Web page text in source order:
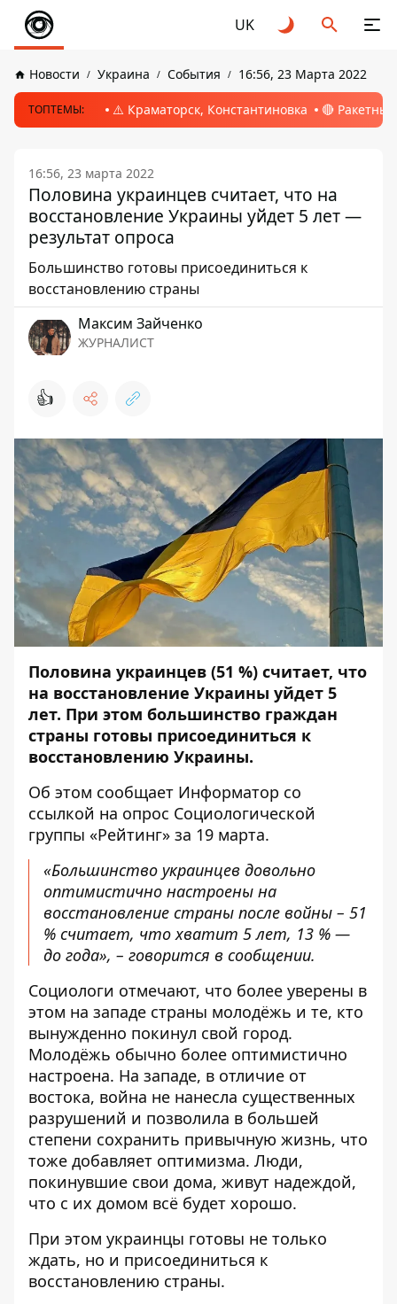
UK
Новости Украина События 16:56, 23 Марта 2022
ТОПТЕМЫ: ⚠️ Краматорск, Константиновка 🔴
16:56, 23 марта 2022
Половина украинцев считает, что на
восстановление Украины уйдет 5 лет —
результат опроса
Большинство готовы присоединиться к
восстановлению страны
Максим Зайченко
ЖУРНАЛИСТ
👍
Половина украинцев (51 %) считает, что
на восстановление Украины уйдет 5
лет. При этом большинство граждан
страны готовы присоединиться к
восстановлению Украины.
Об этом сообщает Информатор со
ссылкой на опрос Социологической
группы «Рейтинг» за 19 марта.
«Большинство украинцев довольно
оптимистично настроены на
восстановление страны после войны – 51
% считает, что хватит 5 лет, 13 % —
до года», – говорится в сообщении.
Социологи отмечают, что более уверены в
этом на западе страны молодёжь и те, кто
вынужденно покинул свой город.
Молодёжь обычно более оптимистично
настроена. На западе, в отличие от
востока, война не нанесла существенных
разрушений и позволила в большей
степени сохранить привычную жизнь, что
тоже добавляет оптимизма. Люди,
покинувшие свои дома, живут надеждой,
что с их домом всё будет хорошо.
При этом украинцы готовы не только
ждать, но и присоединиться к
восстановлению страны.